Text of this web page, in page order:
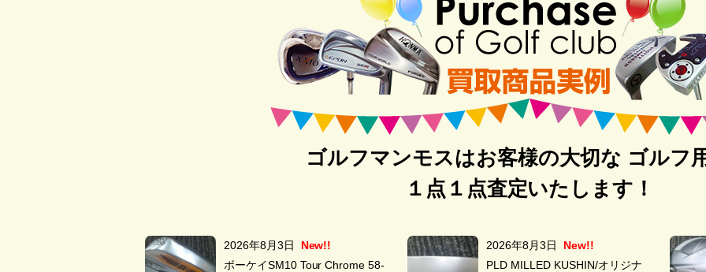
ゴルフマンモスはお客様の大切な ゴルフ
１点１点査定いたします！
2026年8月3日
New!!
ボーケイSM10 Tour Chrome 58-
2026年8月3日
New!!
PLD MILLED KUSHIN/オリジナ